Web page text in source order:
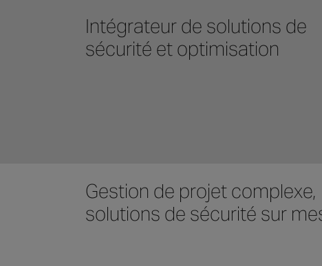
Intégrateur de solutions de
sécurité et optimisation
Gestion de projet complexe,
solutions de sécurité sur